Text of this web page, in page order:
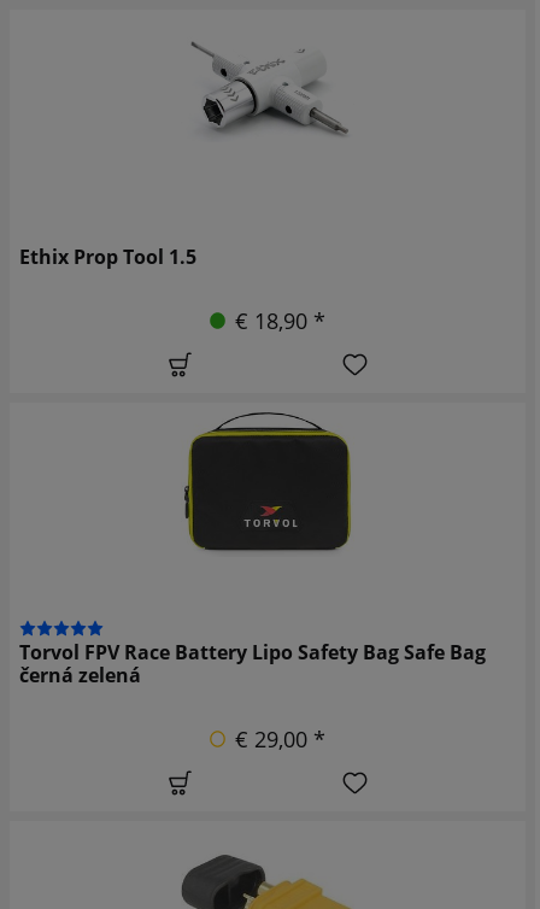
Ethix Prop Tool 1.5
€ 18,90 *
Torvol FPV Race Battery Lipo Safety Bag Safe Bag
černá zelená
€ 29,00 *